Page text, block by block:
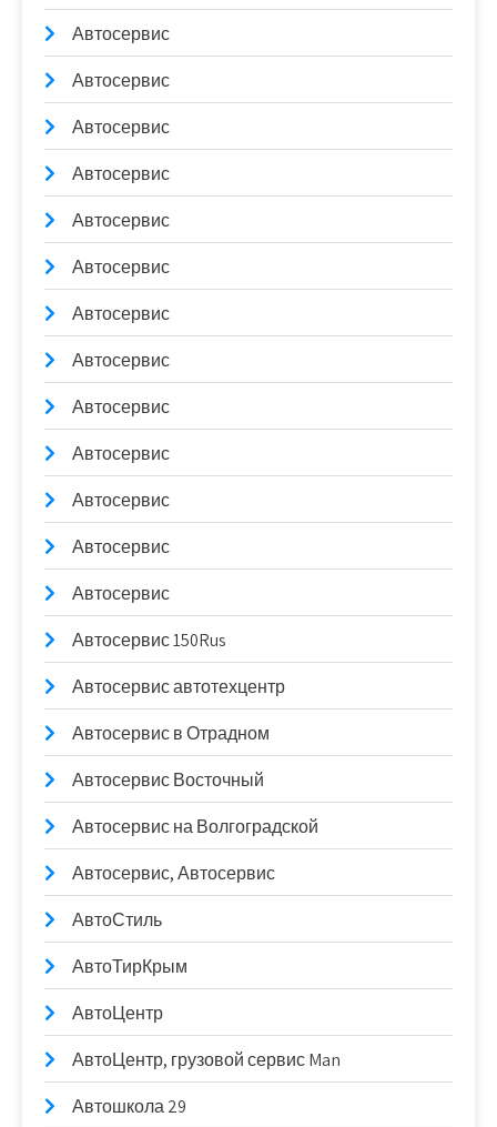
Автосервис
Автосервис
Автосервис
Автосервис
Автосервис
Автосервис
Автосервис
Автосервис
Автосервис
Автосервис
Автосервис
Автосервис
Автосервис
Автосервис 150Rus
Автосервис автотехцентр
Автосервис в Отрадном
Автосервис Восточный
Автосервис на Волгоградской
Автосервис, Автосервис
АвтоСтиль
АвтоТирКрым
АвтоЦентр
АвтоЦентр, грузовой сервис Man
Автошкола 29